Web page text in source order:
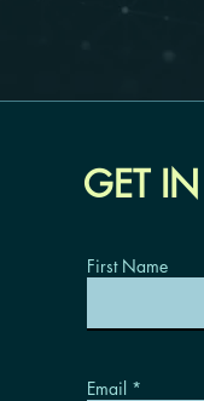
GET
First Name
Email